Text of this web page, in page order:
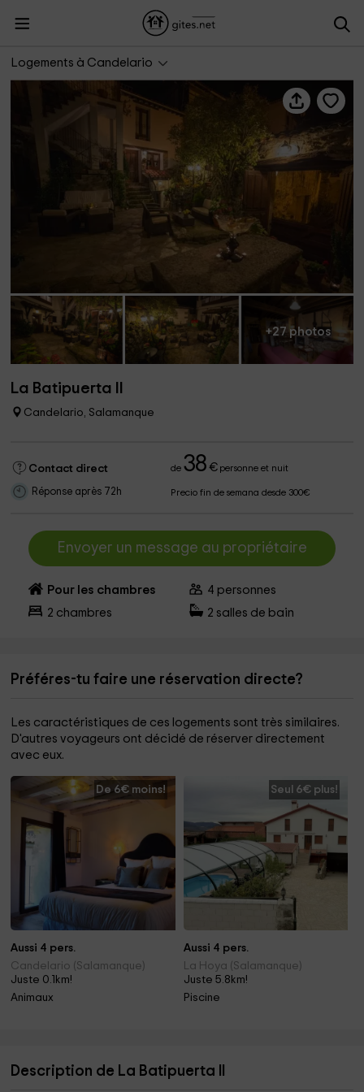
Logements à Candelario
+27 photos
La Batipuerta II
Candelario, Salamanque
Contact direct de38 €personne et nuit
Réponse après 72h Precio fin de semana desde 300€
Envoyer un message au propriétaire
Pour les chambres 4 personnes
2 chambres 2 salles de bain
Préféres-tu faire une réservation directe?
Les caractéristiques de ces logements sont très similaires.
D'autres voyageurs ont décidé de réserver directement
avec eux.
De 6€ moins!
Aussi 4 pers.
Candelario (Salamanque)
Juste 0.1km!
Animaux
Seul 6€ plus!
Aussi 4 pers.
La Hoya (Salamanque)
Juste 5.8km!
Piscine
Description de La Batipuerta II